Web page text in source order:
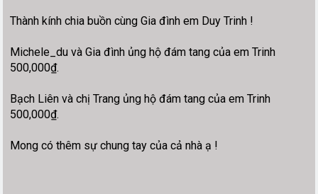
Thành kính chia buồn cùng Gia đình em Duy Trinh !
Michele_du và Gia đình ủng hộ đám tang của em Trinh
500,000₫.
Bạch Liên và chị Trang ủng hộ đám tang của em Trinh
500,000₫.
Mong có thêm sự chung tay của cả nhà ạ !